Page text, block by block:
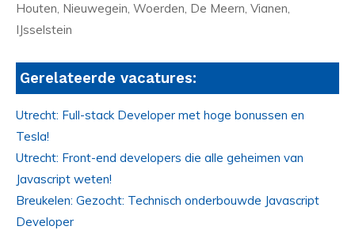
Houten, Nieuwegein, Woerden, De Meern, Vianen,
IJsselstein
Gerelateerde vacatures:
Utrecht: Full-stack Developer met hoge bonussen en
Tesla!
Utrecht: Front-end developers die alle geheimen van
Javascript weten!
Breukelen: Gezocht: Technisch onderbouwde Javascript
Developer